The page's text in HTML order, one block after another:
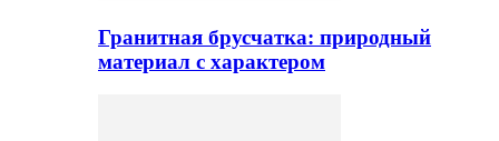
Гранитная брусчатка: природный
материал с характером